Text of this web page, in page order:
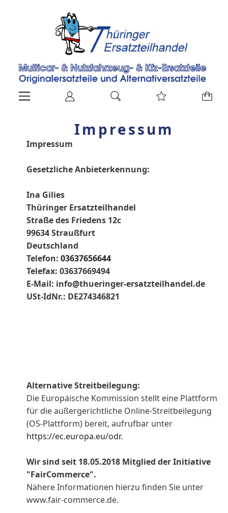
Impressum
Impressum
Gesetzliche Anbieterkennung:
Ina Gilies
Thüringer Ersatzteilhandel
Straße des Friedens 12c
99634 Straußfurt
Deutschland
Telefon: 03637656644
Telefax: 03637669494
E-Mail: info@thueringer-ersatzteilhandel.de
USt-IdNr.: DE274346821
Alternative Streitbeilegung:
Die Europäische Kommission stellt eine Plattform
für die außergerichtliche Online-Streitbeilegung
(OS-Plattform) bereit, aufrufbar unter
https://ec.europa.eu/odr.
Wir sind seit 18.05.2018 Mitglied der Initiative
"FairCommerce".
Nähere Informationen hierzu finden Sie unter
www.fair-commerce.de.